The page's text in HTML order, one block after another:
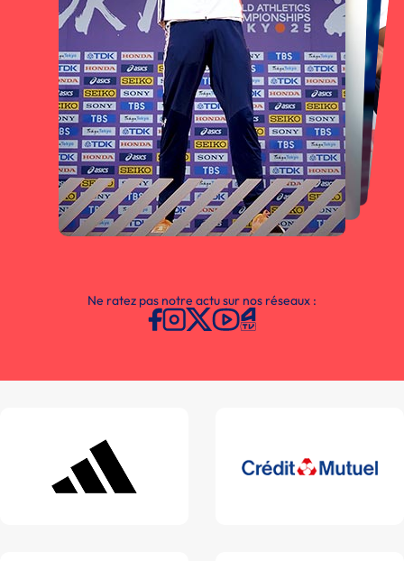
Ne ratez pas notre actu sur nos réseaux :